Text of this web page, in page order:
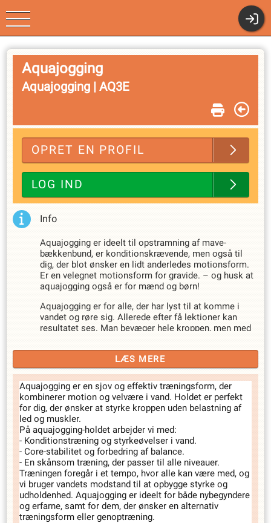
Klubmodul.dk - Nem
Klubadministration
Aquajogging
Aquajogging | AQ3E
OPRET EN PROFIL
LOG IND
Info
Aquajogging er ideelt til opstramning af mave-
bækkenbund, er konditionskrævende, men også til
dig, der blot ønsker en lidt anderledes motionsform.
Er en velegnet motionsform for gravide. – og husk at
aquajogging også er for mænd og børn!
Aquajogging er for alle, der har lyst til at komme i
vandet og røre sig. Allerede efter få lektioner kan
resultatet ses. Man bevæger hele kroppen, men med
alle kan være med til og giver en særlig form for
LÆS MERE
Aquajogging er en sjov og effektiv træningsform, der
kombinerer motion og velvære i vand. Holdet er perfekt
for dig, der ønsker at styrke kroppen uden belastning af
led og muskler.
På aquajogging-holdet arbejder vi med:
- Konditionstræning og styrkeøvelser i vand.
- Core-stabilitet og forbedring af balance.
- En skånsom træning, der passer til alle niveauer.
Træningen foregår i et tempo, hvor alle kan være med, og
vi bruger vandets modstand til at opbygge styrke og
udholdenhed. Aquajogging er ideelt for både nybegyndere
og erfarne, samt for dem, der ønsker en alternativ
træningsform eller genoptræning.